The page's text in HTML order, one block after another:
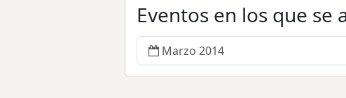
Eventos en los que se
Marzo 2014